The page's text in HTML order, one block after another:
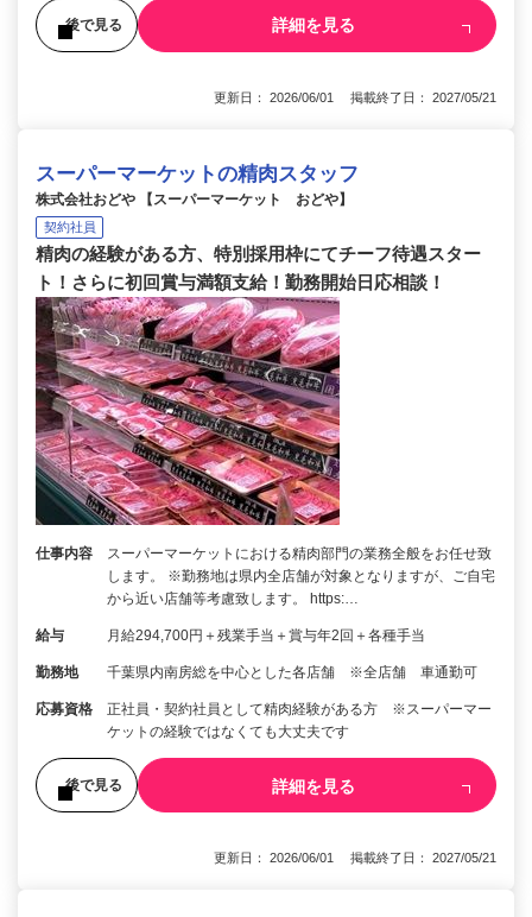
後で見る 詳細を見る
更新日： 2026/06/01 掲載終了日： 2027/05/21
スーパーマーケットの精肉スタッフ
株式会社おどや 【スーパーマーケット おどや】
契約社員
精肉の経験がある方、特別採用枠にてチーフ待遇スター
ト！さらに初回賞与満額支給！勤務開始日応相談！
仕事内容
スーパーマーケットにおける精肉部門の業務全般をお任せ致
します。 ※勤務地は県内全店舗が対象となりますが、ご自宅
から近い店舗等考慮致します。 https:…
給与 月給294,700円＋残業手当＋賞与年2回＋各種手当
勤務地 千葉県内南房総を中心とした各店舗 ※全店舗 車通勤可
応募資格
正社員・契約社員として精肉経験がある方 ※スーパーマー
ケットの経験ではなくても大丈夫です
後で見る 詳細を見る
更新日： 2026/06/01 掲載終了日： 2027/05/21